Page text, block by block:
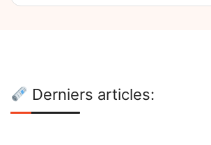
Derniers articles: